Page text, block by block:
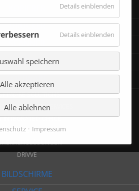
Details einblenden
Komfort
Details einblenden
Erlebnis
speichern
Alle akzeptieren
Alle ablehnen
Impressum
DRUCKER
MFP
SOFTWARE
SOLUTIONS
MANAGED SERVICES
INTEGRATED OFFICE
VERTIKALE MÄRKTE
DRIVVE
BILDSCHIRME